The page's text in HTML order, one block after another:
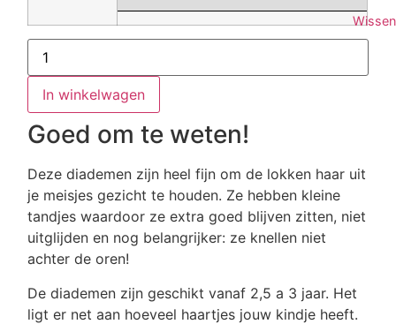
Wissen
Diadeem
Mini
Madelief
kleur
aantal
In winkelwagen
Goed om te weten!
Deze diademen zijn heel fijn om de lokken haar uit
je meisjes gezicht te houden. Ze hebben kleine
tandjes waardoor ze extra goed blijven zitten, niet
uitglijden en nog belangrijker: ze knellen niet
achter de oren!
De diademen zijn geschikt vanaf 2,5 a 3 jaar. Het
ligt er net aan hoeveel haartjes jouw kindje heeft.